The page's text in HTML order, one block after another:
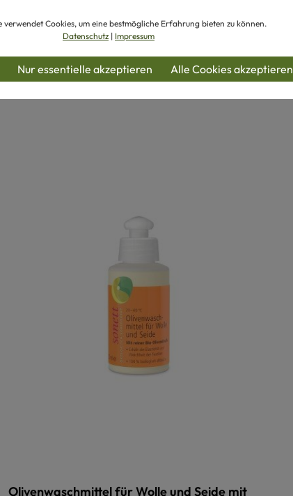
Olivenwaschmittel für Wolle und Seide mit
verwendet Cookies, um eine bestmögliche Erfahrung bieten zu können.
Datenschutz | Impressum
Nur essentielle akzeptieren Alle Cookies akzeptieren